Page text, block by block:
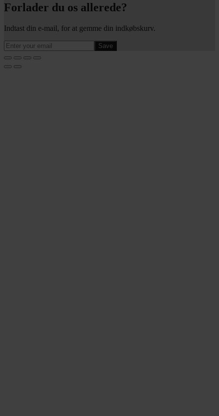
Forlader du os allerede?
Indtast din e-mail, for at gemme din indkøbskurv.
Save